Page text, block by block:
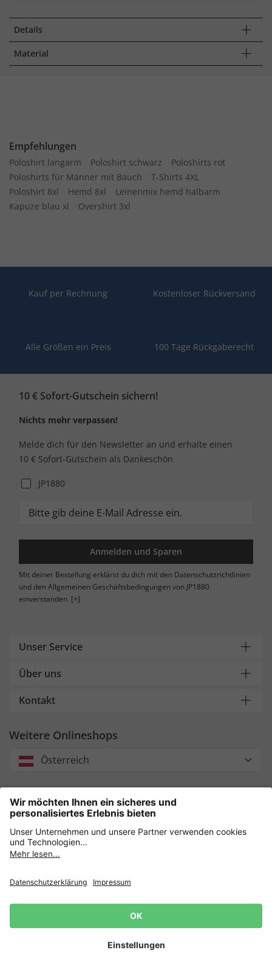
Details
Material
Empfehlungen
Poloshirt langarm Poloshirt schwarz
Poloshirts rot
Poloshirts für Männer mit Bauch
T-Shirts 4XL
Poloshirt 8xl
Hemd 8xl
Leinenmix hemd halbarm
Kapuze blau xl
Overshirt 3xl
Kauf per Rechnung Kostenloser Rückversand
Alle Größen ein Preis 100 Tage Rückgaberecht
10 € Sofort-Gutschein sichern!
Nichts mehr verpassen!
Melde dich für den Newsletter an und erhalte einen
10 € Sofort-Gutschein als Dankeschön
JP1880
Anmelden und Sparen
Mit deiner Bestellung erklärst du dich mit den Datenschutzrichtlinien
und den Allgemeinen Geschäftsbedingungen von JP1880
einverstanden. [+]
Unser Service
Über uns
Kontakt
Weitere Onlineshops
Österreich
Unsere Zahlungsarten
Sicher einkaufen mit
Datenschutz AGB Impressum Widerruf erklären